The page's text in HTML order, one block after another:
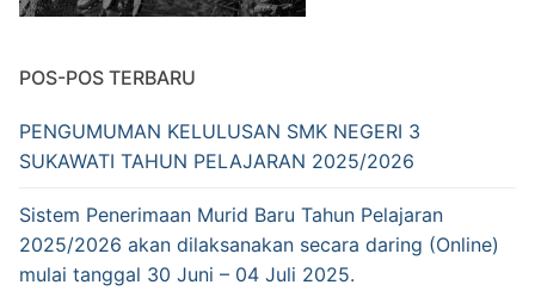
POS-POS TERBARU
PENGUMUMAN KELULUSAN SMK NEGERI 3
SUKAWATI TAHUN PELAJARAN 2025/2026
Sistem Penerimaan Murid Baru Tahun Pelajaran
2025/2026 akan dilaksanakan secara daring (Online)
mulai tanggal 30 Juni – 04 Juli 2025.